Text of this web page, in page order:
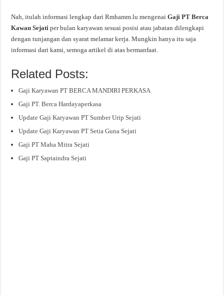
Nah, itulah informasi lengkap dari Rmhamm.lu mengenaiGaji PT Berca
Kawan Sejatiper bulan karyawan sesuai posisi atau jabatan dilengkapi
dengan tunjangan dan syarat melamar kerja. Mungkin hanya itu saja
informasi dari kami, semoga artikel di atas bermanfaat.
Related Posts:
Gaji Karyawan PT BERCA MANDIRI PERKASA
Gaji PT. Berca Hardayaperkasa
Update Gaji Karyawan PT Sumber Urip Sejati
Update Gaji Karyawan PT Setia Guna Sejati
Gaji PT Maha Mitra Sejati
Gaji PT Saptaindra Sejati